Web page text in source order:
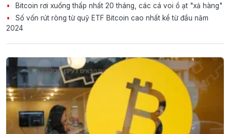
Bitcoin rơi xuống thấp nhất 20 tháng, các cá voi ồ ạt "xả hàng"
Số vốn rút ròng từ quỹ ETF Bitcoin cao nhất kể từ đầu năm
2024